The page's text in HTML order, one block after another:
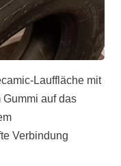
Lauffläche mit
auf das
Verbindung